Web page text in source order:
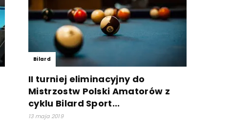
Bilard
II turniej eliminacyjny do
Mistrzostw Polski Amatorów z
cyklu Bilard Sport...
13 maja 2019